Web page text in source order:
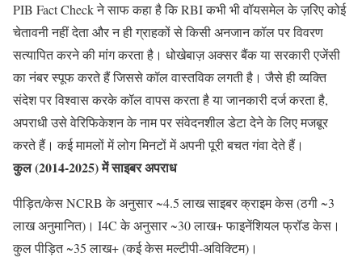
PIB Fact Check ने साफ कहा है कि RBI कभी भी वॉयसमेल के ज़रिए कोई
चेतावनी नहीं देता और न ही ग्राहकों से किसी अनजान कॉल पर विवरण
सत्यापित करने की मांग करता है। धोखेबाज़ अक्सर बैंक या सरकारी एजेंसी
का नंबर स्पूफ करते हैं जिससे कॉल वास्तविक लगती है। जैसे ही व्यक्ति
संदेश पर विश्वास करके कॉल वापस करता है या जानकारी दर्ज करता है,
अपराधी उसे वेरिफिकेशन के नाम पर संवेदनशील डेटा देने के लिए मजबूर
करते हैं। कई मामलों में लोग मिनटों में अपनी पूरी बचत गंवा देते हैं।
कुल (2014-2025) में साइबर अपराध
पीड़ित/केस NCRB के अनुसार ~4.5 लाख साइबर क्राइम केस (ठगी ~3
लाख अनुमानित)। I4C के अनुसार ~30 लाख+ फाइनेंशियल फ्रॉड केस।
कुल पीड़ित ~35 लाख+ (कई केस मल्टीपी-अविक्टिम)।